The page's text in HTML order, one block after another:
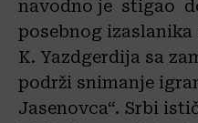
navodno je stigao
posebnog
K. Yazdgerdija sa
podrži snimanje
Jasenovca“. Srbi